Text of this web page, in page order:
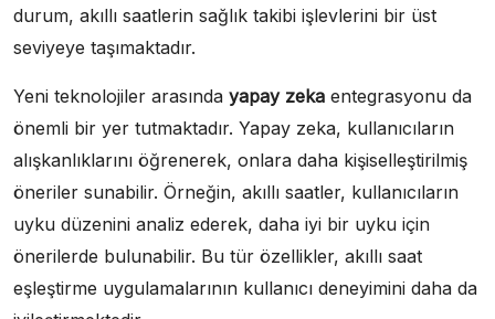
durum, akıllı saatlerin sağlık takibi işlevlerini bir üst
seviyeye taşımaktadır.
Yeni teknolojiler arasında yapay zeka entegrasyonu da
önemli bir yer tutmaktadır. Yapay zeka, kullanıcıların
alışkanlıklarını öğrenerek, onlara daha kişiselleştirilmiş
öneriler sunabilir. Örneğin, akıllı saatler, kullanıcıların
uyku düzenini analiz ederek, daha iyi bir uyku için
önerilerde bulunabilir. Bu tür özellikler, akıllı saat
eşleştirme uygulamalarının kullanıcı deneyimini daha da